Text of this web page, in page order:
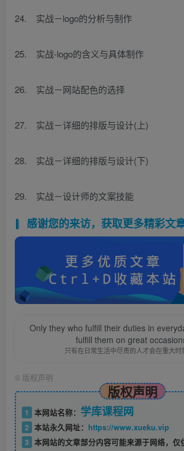
24. 实战－logo的分析与制作
25. 实战-logo的含义与具体制作
26. 实战－网站配色的选择
27. 实战－详细的排版与设计(上)
28. 实战－详细的排版与设计(下)
29. 实战－设计师的文案技能
感谢您的来访，获取更多精彩文
Only they who fulfill their duties in
fulfill them on great
只有在日常生活中尽责的人才会在重大时
© 版权声明
版权声明
1 本网站名称： 学库课程网
2 本站永久网址： https://www.xueku.vip
3 本网站的文章部分内容可能来源于网络，仅